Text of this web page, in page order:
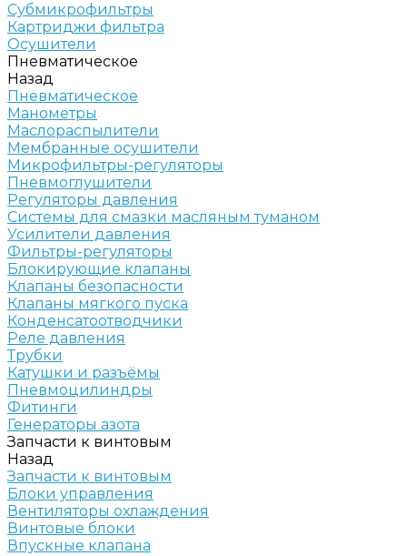
Субмикрофильтры
Картриджи фильтра
Осушители
Пневматическое
Назад
Пневматическое
Манометры
Маслораспылители
Мембранные осушители
Микрофильтры-регуляторы
Пневмоглушители
Регуляторы давления
Системы для смазки масляным туманом
Усилители давления
Фильтры-регуляторы
Блокирующие клапаны
Клапаны безопасности
Клапаны мягкого пуска
Конденсатоотводчики
Реле давления
Трубки
Катушки и разъёмы
Пневмоцилиндры
Фитинги
Генераторы азота
Запчасти к винтовым
Назад
Запчасти к винтовым
Блоки управления
Вентиляторы охлаждения
Винтовые блоки
Впускные клапана